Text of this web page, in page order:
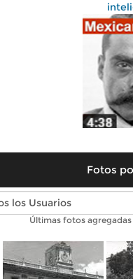
Fotos
Fotos
Últimas fotos agregadas